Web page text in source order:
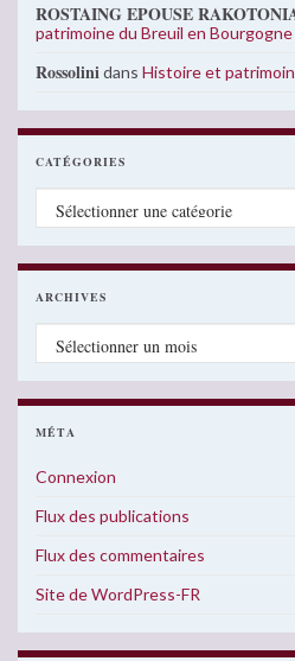
ROSTAING EPOUSE
patrimoine du Breuil en
Rossolinidans Histoire et
CATÉGORIES
Catégories
ARCHIVES
Archives
MÉTA
Connexion
Flux des publications
Flux des commentaires
Site de WordPress-FR